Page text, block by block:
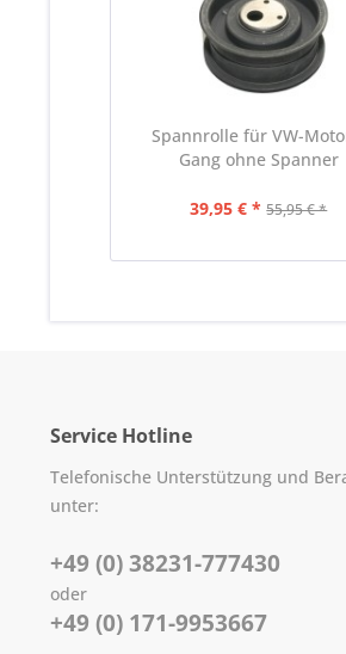
Spannrolle für VW-
Gang ohne Spanner
39,95 € * 55,95 € *
Service Hotline
Telefonische Unterstützung und
unter:
+49 (0) 38231-777430
oder
+49 (0) 171-9953667